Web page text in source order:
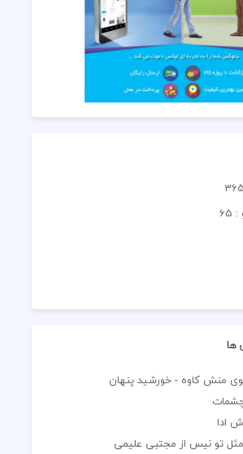
ها
منش کاوه - خورشید پنهان
ادا
تو نیس از مجتبی علیمی